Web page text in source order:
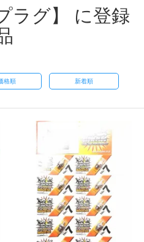
ラグ】 に登録
格順 新着順